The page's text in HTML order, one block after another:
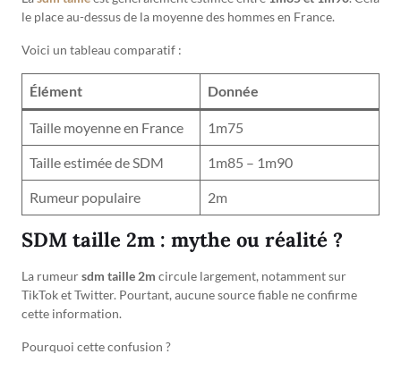
le place au-dessus de la moyenne des hommes en France.
Voici un tableau comparatif :
Élément Donnée
Taille moyenne en France 1m75
Taille estimée de SDM 1m85 – 1m90
Rumeur populaire 2m
SDM taille 2m : mythe ou réalité ?
La rumeursdm taille 2m circule largement, notamment sur
TikTok et Twitter. Pourtant, aucune source fiable ne confirme
cette information.
Pourquoi cette confusion ?